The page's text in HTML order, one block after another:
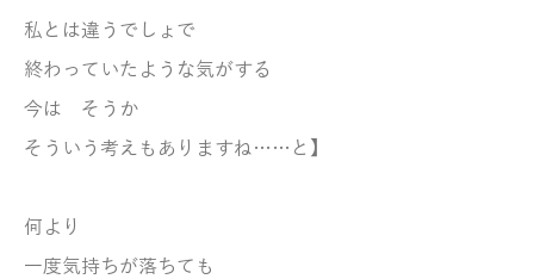
私とは違うでしょで
終わっていたような気がする
今は そうか
そういう考えもありますね……と】
何より
一度気持ちが落ちても